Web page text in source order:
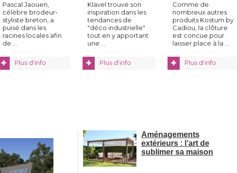
Pascal Jaouen,
célèbre brodeur-
styliste breton, a
puisé dans les
racines locales afin
de ...
+ Plus d'info
Klavel trouve son
inspiration dans les
tendances de
"déco industrielle"
tout en y apportant
une ...
+ Plus d'info
Comme de
nombreux autres
produits Kostum by
Cadiou, la clôture
est concue pour
laisser place à la ...
+ Plus d'info
Aménagements
extérieurs : l’art de
sublimer sa maison